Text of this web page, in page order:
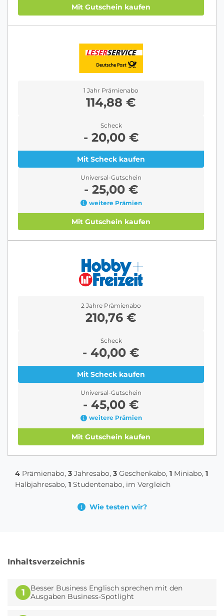
Mit Gutschein kaufen
1 Jahr Prämienabo
114,88 €
Scheck
- 20,00 €
Mit Scheck kaufen
Universal-Gutschein
- 25,00 €
weitere Prämien
Mit Gutschein kaufen
2 Jahre Prämienabo
210,76 €
Scheck
- 40,00 €
Mit Scheck kaufen
Universal-Gutschein
- 45,00 €
weitere Prämien
Mit Gutschein kaufen
4 Prämienabo, 3 Jahresabo, 3 Geschenkabo, 1 Miniabo, 1
Halbjahresabo, 1 Studentenabo, im Vergleich
Wie testen wir?
Inhaltsverzeichnis
1
Besser Business Englisch sprechen mit den
Ausgaben Business-Spotlight